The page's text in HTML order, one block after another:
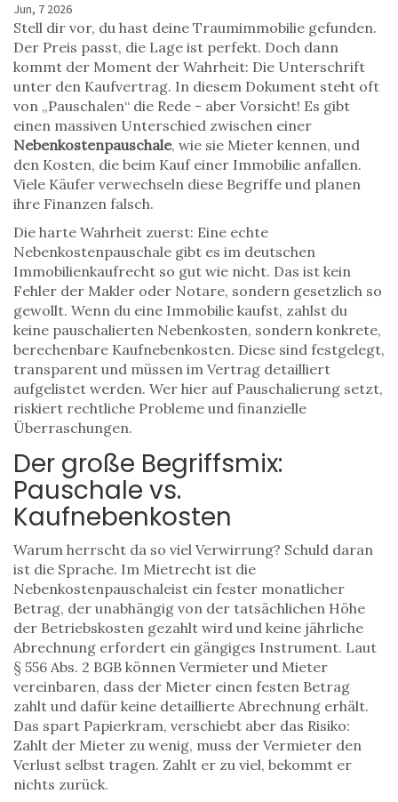
Jun, 7 2026
Stell dir vor, du hast deine Traumimmobilie gefunden.
Der Preis passt, die Lage ist perfekt. Doch dann
kommt der Moment der Wahrheit: Die Unterschrift
unter den Kaufvertrag. In diesem Dokument steht oft
von „Pauschalen“ die Rede - aber Vorsicht! Es gibt
einen massiven Unterschied zwischen einer
Nebenkostenpauschale, wie sie Mieter kennen, und
den Kosten, die beim Kauf einer Immobilie anfallen.
Viele Käufer verwechseln diese Begriffe und planen
ihre Finanzen falsch.
Die harte Wahrheit zuerst: Eine echte
Nebenkostenpauschale gibt es im deutschen
Immobilienkaufrecht so gut wie nicht. Das ist kein
Fehler der Makler oder Notare, sondern gesetzlich so
gewollt. Wenn du eine Immobilie kaufst, zahlst du
keine pauschalierten Nebenkosten, sondern konkrete,
berechenbare Kaufnebenkosten. Diese sind festgelegt,
transparent und müssen im Vertrag detailliert
aufgelistet werden. Wer hier auf Pauschalierung setzt,
riskiert rechtliche Probleme und finanzielle
Überraschungen.
Der große Begriffsmix:
Pauschale vs.
Kaufnebenkosten
Warum herrscht da so viel Verwirrung? Schuld daran
ist die Sprache. Im Mietrecht ist die
Nebenkostenpauschaleist ein fester monatlicher
Betrag, der unabhängig von der tatsächlichen Höhe
der Betriebskosten gezahlt wird und keine jährliche
Abrechnung erfordert ein gängiges Instrument. Laut
§ 556 Abs. 2 BGB können Vermieter und Mieter
vereinbaren, dass der Mieter einen festen Betrag
zahlt und dafür keine detaillierte Abrechnung erhält.
Das spart Papierkram, verschiebt aber das Risiko:
Zahlt der Mieter zu wenig, muss der Vermieter den
Verlust selbst tragen. Zahlt er zu viel, bekommt er
nichts zurück.